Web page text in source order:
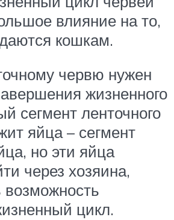
влияние на то,
кошкам.
червю нужен
жизненного
сегмент ленточного
яйца – сегмент
но эти яйца
через хозяина,
цикл.